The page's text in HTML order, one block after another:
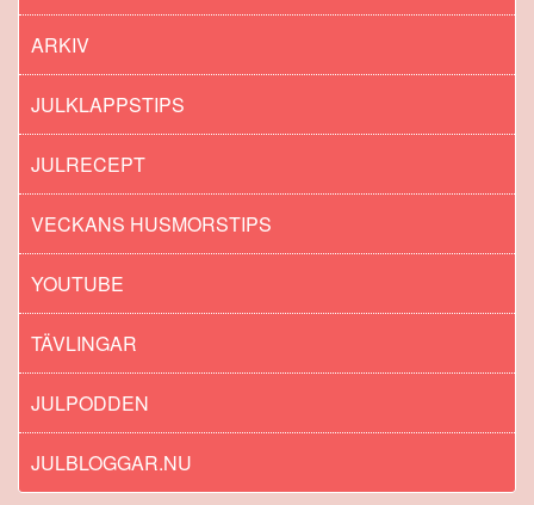
ARKIV
JULKLAPPSTIPS
JULRECEPT
VECKANS HUSMORSTIPS
YOUTUBE
TÄVLINGAR
JULPODDEN
JULBLOGGAR.NU